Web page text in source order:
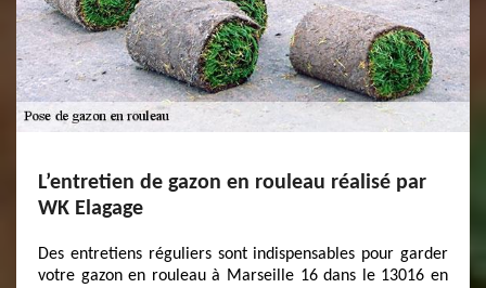
L’entretien de gazon en rouleau réalisé par
WK Elagage
Des entretiens réguliers sont indispensables pour garder
votre gazon en rouleau à Marseille 16 dans le 13016 en